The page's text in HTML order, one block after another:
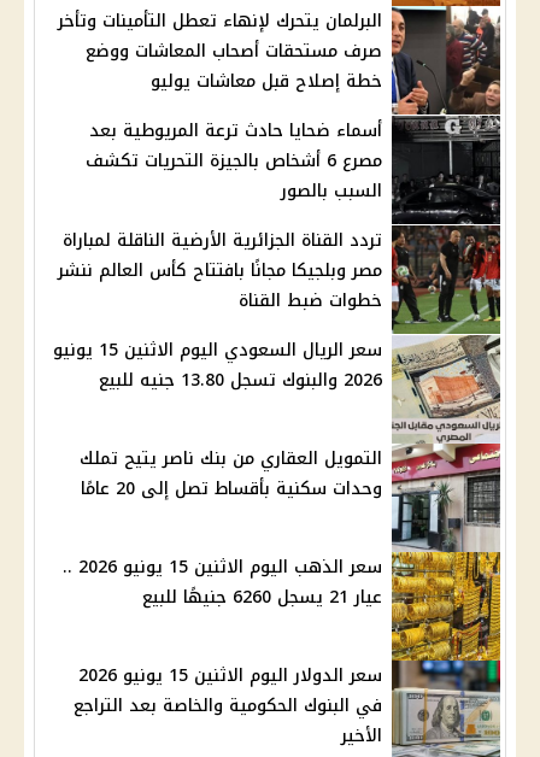
البرلمان يتحرك لإنهاء تعطل التأمينات وتأخر
صرف مستحقات أصحاب المعاشات ووضع
خطة إصلاح قبل معاشات يوليو
أسماء ضحايا حادث ترعة المريوطية بعد
مصرع 6 أشخاص بالجيزة التحريات تكشف
السبب بالصور
تردد القناة الجزائرية الأرضية الناقلة لمباراة
مصر وبلجيكا مجانًا بافتتاح كأس العالم ننشر
خطوات ضبط القناة
سعر الريال السعودي اليوم الاثنين 15 يونيو
2026 والبنوك تسجل 13.80 جنيه للبيع
التمويل العقاري من بنك ناصر يتيح تملك
وحدات سكنية بأقساط تصل إلى 20 عامًا
سعر الذهب اليوم الاثنين 15 يونيو 2026 ..
عيار 21 يسجل 6260 جنيهًا للبيع
سعر الدولار اليوم الاثنين 15 يونيو 2026
في البنوك الحكومية والخاصة بعد التراجع
الأخير